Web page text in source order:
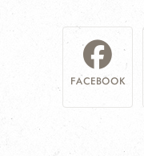
FACEBOOK